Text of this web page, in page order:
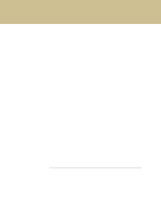
direct